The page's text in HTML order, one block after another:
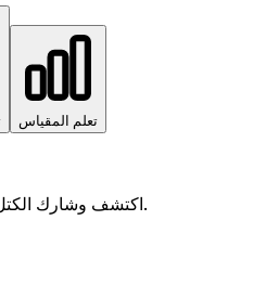
تعلم المقياس
اكتشف وشارك الكتل التعليمية التي أنشأها المجتمع.